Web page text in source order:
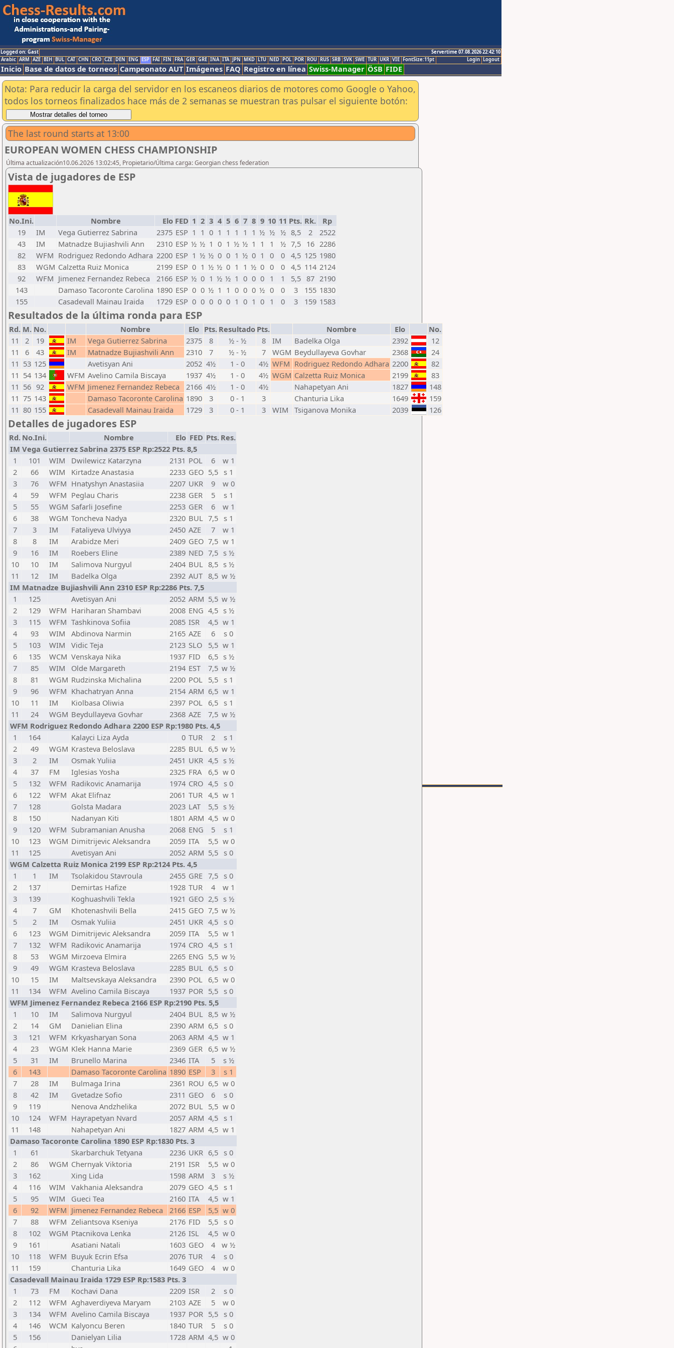
Logged on: Gast
Servertime 07.08.2026 22:42:10
Logout
Login
Arabic ARM AZE BIH BUL CAT CHN CRO CZE DEN ENG ESP FAI FIN FRA GER GRE INA ITA JPN MKD LTU NED POL POR ROU RUS SRB SVK SWE TUR UKR VIE FontSize:11pt
Inicio Base de datos de torneos Campeonato AUT Imágenes FAQ Registro en línea Swiss-Manager ÖSB FIDE
Nota: Para reducir la carga del servidor en los escaneos diarios de motores como Google o Yahoo,
todos los torneos finalizados hace más de 2 semanas se muestran tras pulsar el siguiente botón:
The last round starts at 13:00
EUROPEAN WOMEN CHESS CHAMPIONSHIP
Última actualización10.06.2026 13:02:45, Propietario/Última carga: Georgian chess federation
Vista de jugadores de ESP
No.Ini. Nombre Elo FED 1 2 3 4 5 6 7 8 9 10 11 Pts. Rk.
Rp
19
IM Vega Gutierrez Sabrina 2375 ESP 1 1 0 1 1 1 1 1 ½ ½ ½ 8,5 2
2522
43
IM Matnadze Bujiashvili Ann 2310 ESP ½ ½ 1 0 1 ½ ½ 1 1 1 ½ 7,5 16 2286
82
WFM Rodriguez Redondo Adhara 2200 ESP 1 ½ ½ 0 0 1 ½ 0 1 0 0 4,5 125 1980
83
WGM Calzetta Ruiz Monica 2199 ESP 0 1 ½ ½ 0 1 1 ½ 0 0 0 4,5 114 2124
92
WFM Jimenez Fernandez Rebeca 2166 ESP ½ 0 1 ½ ½ 1 0 0 0 1 1 5,5 87 2190
143
Damaso Tacoronte Carolina 1890 ESP 0 0 ½ 1 1 0 0 0 ½ 0 0 3 155 1830
155
Casadevall Mainau Iraida 1729 ESP 0 0 0 0 0 1 0 1 0 1 0 3 159 1583
Resultados de la última ronda para ESP
Rd. M. No. Nombre Elo Pts. Resultado Pts. Nombre Elo
No.
11
2 19 IM Vega Gutierrez Sabrina 2375 8 ½ - ½ 8 IM Badelka Olga 2392
12
11
6 43 IM Matnadze Bujiashvili Ann 2310 7 ½ - ½ 7 WGM Beydullayeva Govhar 2368
24
11 53 125 Avetisyan Ani 2052 4½ 1 - 0 4½ WFM Rodriguez Redondo Adhara 2200
82
11 54 134 WFM Avelino Camila Biscaya 1937 4½ 1 - 0 4½ WGM Calzetta Ruiz Monica 2199
83
11 56 92 WFM Jimenez Fernandez Rebeca 2166 4½ 1 - 0 4½ Nahapetyan Ani 1827
148
11 75 143 Damaso Tacoronte Carolina 1890 3 0 - 1 3 Chanturia Lika 1649
159
11 80 155 Casadevall Mainau Iraida 1729 3 0 - 1 3 WIM Tsiganova Monika 2039 126
Detalles de jugadores ESP
Rd. No.Ini. Nombre Elo FED Pts. Res.
IM Vega Gutierrez Sabrina 2375 ESP Rp:2522 Pts. 8,5
1
101 WIM Dwilewicz Katarzyna 2131 POL 6
w 1
2
66 WIM Kirtadze Anastasia 2233 GEO 5,5 s 1
3
76 WFM Hnatyshyn Anastasiia 2207 UKR 9
w 0
4
59 WFM Peglau Charis 2238 GER 5
s 1
5
55 WGM Safarli Josefine 2253 GER 6
w 1
6
38 WGM Toncheva Nadya 2320 BUL 7,5 s 1
7
3 IM Fataliyeva Ulviyya 2450 AZE 7
w 1
8
8 IM Arabidze Meri 2409 GEO 7,5 w 1
9
16 IM Roebers Eline 2389 NED 7,5 s ½
10
10 IM Salimova Nurgyul 2404 BUL 8,5 s ½
11
12 IM Badelka Olga 2392 AUT 8,5 w ½
IM Matnadze Bujiashvili Ann 2310 ESP Rp:2286 Pts. 7,5
1
125 Avetisyan Ani 2052 ARM 5,5 w ½
2
129 WFM Hariharan Shambavi 2008 ENG 4,5 s ½
3
115 WFM Tashkinova Sofiia 2085 ISR 4,5 w 1
4
93 WIM Abdinova Narmin 2165 AZE 6
s 0
5
103 WIM Vidic Teja 2123 SLO 5,5 w 1
6
135 WCM Venskaya Nika 1937 FID 6,5 s ½
7
85 WIM Olde Margareth 2194 EST 7,5 w ½
8
81 WGM Rudzinska Michalina 2200 POL 5,5 s 1
9
96 WFM Khachatryan Anna 2154 ARM 6,5 w 1
10
11 IM Kiolbasa Oliwia 2397 POL 6,5 s 1
11
24 WGM Beydullayeva Govhar 2368 AZE 7,5 w ½
WFM Rodriguez Redondo Adhara 2200 ESP Rp:1980 Pts. 4,5
1
164 Kalayci Liza Ayda 0 TUR 2
s 1
2
49 WGM Krasteva Beloslava 2285 BUL 6,5 w ½
3
2 IM Osmak Yuliia 2451 UKR 4,5 s ½
4
37 FM Iglesias Yosha 2325 FRA 6,5 w 0
5
132 WFM Radikovic Anamarija 1974 CRO 4,5
s 0
6
122 WFM Akat Elifnaz 2061 TUR 4,5 w 1
7
128 Golsta Madara 2023 LAT 5,5 s ½
8
150 Nadanyan Kiti 1801 ARM 4,5 w 0
9
120 WFM Subramanian Anusha 2068 ENG 5
s 1
10
123 WGM Dimitrijevic Aleksandra 2059 ITA 5,5 w 0
11
125 Avetisyan Ani 2052 ARM 5,5
s 0
WGM Calzetta Ruiz Monica 2199 ESP Rp:2124 Pts. 4,5
1
1 IM Tsolakidou Stavroula 2455 GRE 7,5
s 0
2
137 Demirtas Hafize 1928 TUR 4
w 1
3
139 Koghuashvili Tekla 1921 GEO 2,5 s ½
4
7 GM Khotenashvili Bella 2415 GEO 7,5 w ½
5
2 IM Osmak Yuliia 2451 UKR 4,5
s 0
6
123 WGM Dimitrijevic Aleksandra 2059 ITA 5,5 w 1
7
132 WFM Radikovic Anamarija 1974 CRO 4,5
s 1
8
53 WGM Mirzoeva Elmira 2265 ENG 5,5 w ½
9
49 WGM Krasteva Beloslava 2285 BUL 6,5
s 0
10
15 IM Maltsevskaya Aleksandra 2390 POL 6,5 w 0
11
134 WFM Avelino Camila Biscaya 1937 POR 5,5
s 0
WFM Jimenez Fernandez Rebeca 2166 ESP Rp:2190 Pts. 5,5
1
10 IM Salimova Nurgyul 2404 BUL 8,5 w ½
2
14 GM Danielian Elina 2390 ARM 6,5 s 0
3
121 WFM Krkyasharyan Sona 2063 ARM 4,5 w 1
4
23 WGM Klek Hanna Marie 2369 GER 6,5 w ½
5
31 IM Brunello Marina 2346 ITA 5
s ½
6
143 Damaso Tacoronte Carolina 1890 ESP 3
s 1
7
28 IM Bulmaga Irina 2361 ROU 6,5 w 0
8
42 IM Gvetadze Sofio 2311 GEO 6
s 0
9
119 Nenova Andzhelika 2072 BUL 5,5 w 0
10
124 WFM Hayrapetyan Nvard 2057 ARM 4,5
s 1
11
148 Nahapetyan Ani 1827 ARM 4,5 w 1
Damaso Tacoronte Carolina 1890 ESP Rp:1830 Pts. 3
1
61 Skarbarchuk Tetyana 2236 UKR 6,5
s 0
2
86 WGM Chernyak Viktoria 2191 ISR 5,5 w 0
3
162 Xing Lida 1598 ARM 3
s ½
4
116 WIM Vakhania Aleksandra 2079 GEO 4,5 s 1
5
95 WIM Gueci Tea 2160 ITA 4,5 w 1
6
92 WFM Jimenez Fernandez Rebeca 2166 ESP 5,5 w 0
7
88 WFM Zeliantsova Kseniya 2176 FID 5,5 s 0
8
102 WGM Ptacnikova Lenka 2126 ISL 4,5 w 0
9
161 Asatiani Natali 1603 GEO 4
w ½
10
118 WFM Buyuk Ecrin Efsa 2076 TUR 4
s 0
11
159 Chanturia Lika 1649 GEO 4
w 0
Casadevall Mainau Iraida 1729 ESP Rp:1583 Pts. 3
1
73 FM Kochavi Dana 2209 ISR 2
s 0
2
112 WFM Aghaverdiyeva Maryam 2103 AZE 5
w 0
3
134 WFM Avelino Camila Biscaya 1937 POR 5,5
s 0
4
146 WCM Kalyoncu Beren 1840 TUR 5
s 0
5
156 Danielyan Lilia 1728 ARM 4,5 w 0